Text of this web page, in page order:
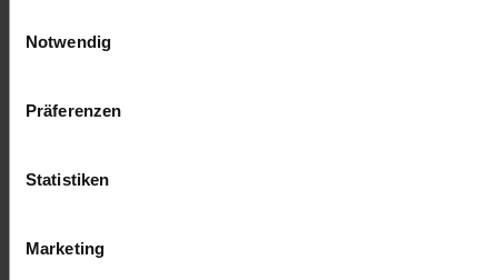
Notwendig
Präferenzen
Statistiken
Marketing